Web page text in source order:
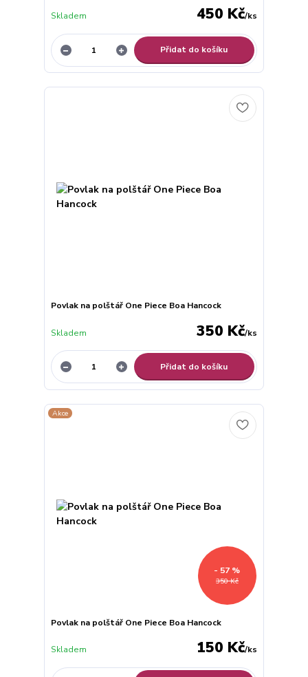
450 Kč/ks
Skladem
Přidat do košíku
Povlak na polštář One Piece Boa Hancock
350 Kč/ks
Skladem
Přidat do košíku
Akce
350 Kč
- 57 %
Povlak na polštář One Piece Boa Hancock
150 Kč/ks
Skladem